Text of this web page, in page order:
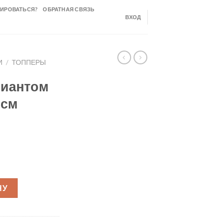
ОБРАТНАЯ СВЯЗЬ
ВХОД
/ ТОППЕРЫ
на палочке 10*8см серебро ТСК31